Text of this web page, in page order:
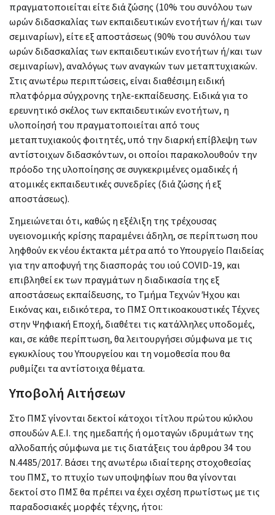
πραγματοποιείται είτε διά ζώσης (10% του συνόλου των
ωρών διδασκαλίας των εκπαιδευτικών ενοτήτων ή/και των
σεμιναρίων), είτε εξ αποστάσεως (90% του συνόλου των
ωρών διδασκαλίας των εκπαιδευτικών ενοτήτων ή/και των
σεμιναρίων), αναλόγως των αναγκών των μεταπτυχιακών.
Στις ανωτέρω περιπτώσεις, είναι διαθέσιμη ειδική
πλατφόρμα σύγχρονης τηλε-εκπαίδευσης. Ειδικά για το
ερευνητικό σκέλος των εκπαιδευτικών ενοτήτων, η
υλοποίησή του πραγματοποιείται από τους
μεταπτυχιακούς φοιτητές, υπό την διαρκή επίβλεψη των
αντίστοιχων διδασκόντων, οι οποίοι παρακολουθούν την
πρόοδο της υλοποίησης σε συγκεκριμένες ομαδικές ή
ατομικές εκπαιδευτικές συνεδρίες (διά ζώσης ή εξ
αποστάσεως).
Σημειώνεται ότι, καθώς η εξέλιξη της τρέχουσας
υγειονομικής κρίσης παραμένει άδηλη, σε περίπτωση που
ληφθούν εκ νέου έκτακτα μέτρα από το Υπουργείο Παιδείας
για την αποφυγή της διασποράς του ιού COVID-19, και
επιβληθεί εκ των πραγμάτων η διαδικασία της εξ
αποστάσεως εκπαίδευσης, το Τμήμα Τεχνών Ήχου και
Εικόνας και, ειδικότερα, το ΠΜΣ Οπτικοακουστικές Τέχνες
στην Ψηφιακή Εποχή, διαθέτει τις κατάλληλες υποδομές,
και, σε κάθε περίπτωση, θα λειτουργήσει σύμφωνα με τις
εγκυκλίους του Υπουργείου και τη νομοθεσία που θα
ρυθμίζει τα αντίστοιχα θέματα.
Υποβολή Αιτήσεων
Στο ΠΜΣ γίνονται δεκτοί κάτοχοι τίτλου πρώτου κύκλου
σπουδών Α.Ε.Ι. της ημεδαπής ή ομοταγών ιδρυμάτων της
αλλοδαπής σύμφωνα με τις διατάξεις του άρθρου 34 του
Ν.4485/2017. Βάσει της ανωτέρω ιδιαίτερης στοχοθεσίας
του ΠΜΣ, το πτυχίο των υποψηφίων που θα γίνονται
δεκτοί στο ΠΜΣ θα πρέπει να έχει σχέση πρωτίστως με τις
παραδοσιακές μορφές τέχνης, ήτοι: